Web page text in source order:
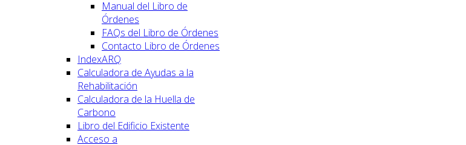
Manual del Libro de
Órdenes
FAQs del Libro de Órdenes
Contacto Libro de Órdenes
IndexARQ
Calculadora de Ayudas a la
Rehabilitación
Calculadora de la Huella de
Carbono
Libro del Edificio Existente
Acceso a